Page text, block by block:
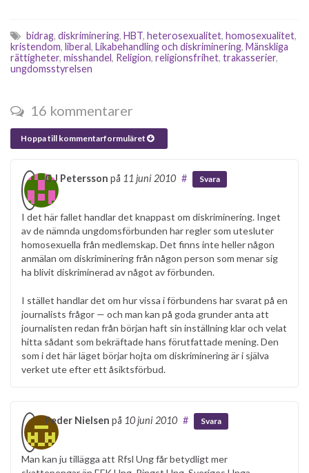
stöd. Att det land som
hävdar sig vara frihetens och
demokratins…
bidrag, diskriminering, HBT, heterosexualitet, homosexualitet,
kristendom, liberal, Likabehandling och diskriminering, Mänskliga
rättigheter, misshandel, Religion, religionsfrihet, trakasserier,
ungdomsstyrelsen
16 kommentarer
Hoppa till kommentarformuläret
C J Petersson på 11 juni 2010 # Svara
I det här fallet handlar det knappast om diskriminering. Inget
av de nämnda ungdomsförbunden har regler som utesluter
homosexuella från medlemskap. Det finns inte heller någon
anmälan om diskriminering från någon person som menar sig
ha blivit diskriminerad av något av förbunden.
I stället handlar det om hur vissa i förbundens har svarat på en
journalists frågor — och man kan på goda grunder anta att
journalisten redan från början haft sin inställning klar och velat
hitta sådant som bekräftade hans förutfattade mening. Den
som i det här läget börjar hojta om diskriminering är i själva
verket ute efter ett åsiktsförbud.
Peder Nielsen på 10 juni 2010 # Svara
Man kan ju tillägga att Rfsl Ung får betydligt mer